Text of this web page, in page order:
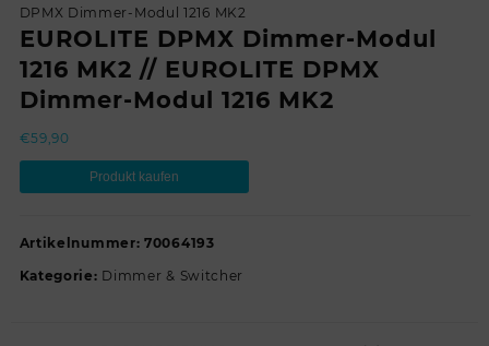
EUROLITE DPMX Dimmer-Modul
1216 MK2 // EUROLITE DPMX
Dimmer-Modul 1216 MK2
€59,90
Produkt kaufen
Artikelnummer: 70064193
Kategorie: Dimmer & Switcher